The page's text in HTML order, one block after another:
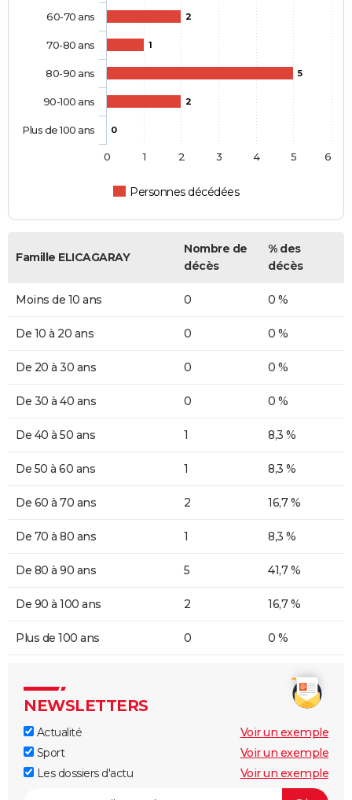
2
1
5
2
0
Personnes décédées
60-70 ans
70-80 ans
80-90 ans
90-100 ans
Plus de 100 ans
0 1 2 3 4 5 6
Famille ELICAGARAY
Nombre de
décès
% des
décès
Moins de 10 ans 0 0 %
De 10 à 20 ans 0 0 %
De 20 à 30 ans 0 0 %
De 30 à 40 ans 0 0 %
De 40 à 50 ans 1 8,3 %
De 50 à 60 ans 1 8,3 %
De 60 à 70 ans 2 16,7 %
De 70 à 80 ans 1 8,3 %
De 80 à 90 ans 5 41,7 %
De 90 à 100 ans 2 16,7 %
Plus de 100 ans 0 0 %
NEWSLETTERS
Actualité
Voir un exemple
Sport
Voir un exemple
Les dossiers d'actu
Voir un exemple